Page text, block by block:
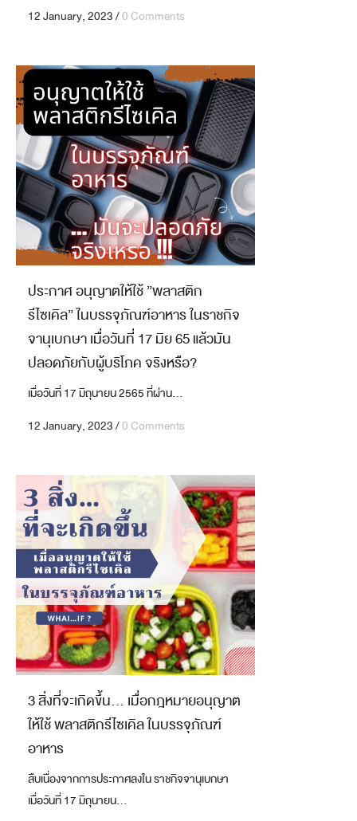
12 January, 2023/0 Comments
ประกาศ อนุญาตให้ใช้ ”พลาสติก
รีไซเคิล” ในบรรจุภัณฑ์อาหาร ในราชกิจ
จานุเบกษา เมื่อวันที่ 17 มิย 65 แล้วมัน
ปลอดภัยกับผู้บริโภค จริงหรือ?
เมื่อวันที่ 17 มิถุนายน 2565 ที่ผ่าน...
12 January, 2023/0 Comments
3 สิ่งที่จะเกิดขึ้น… เมื่อกฎหมายอนุญาต
ให้ใช้ พลาสติกรีไซเคิล ในบรรจุภัณฑ์
อาหาร
สืบเนื่องจากการประกาศลงใน ราชกิจจานุเบกษา
เมื่อวันที่ 17 มิถุนายน...